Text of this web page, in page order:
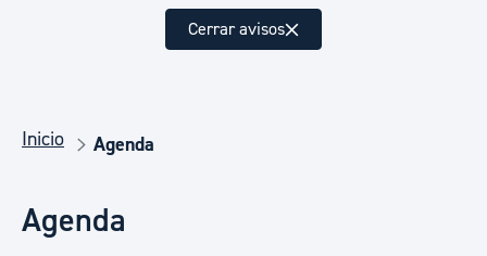
Cerrar avisos
Inicio Agenda
Agenda